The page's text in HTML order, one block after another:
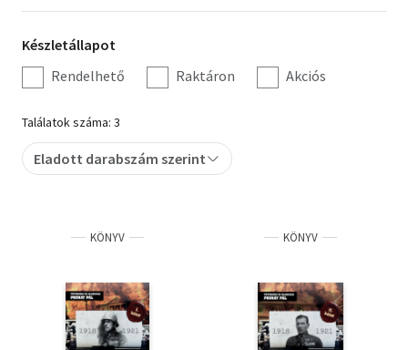
Hobbi, szabadidő
Irodalom
Művészet
Szakkönyv
Tankönyv, segédkönyv
Társadalomtudomány
Természettudomány
szűrés
Készletállapot
szűrés
Készletállapot
Rendelhető
Raktáron Akciós
Találatok száma: 3
Eladott darabszám szerint
KÖNYV KÖNYV